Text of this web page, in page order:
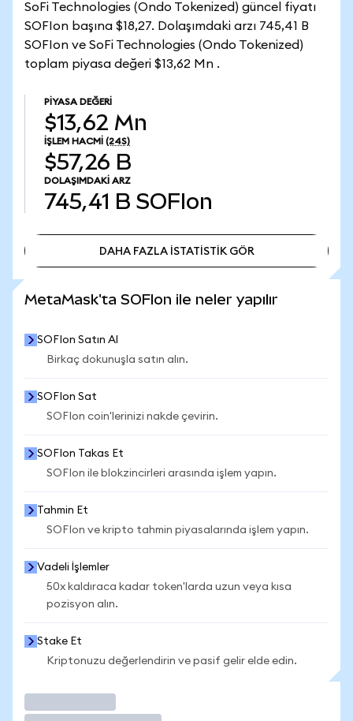
SoFi Technologies (Ondo Tokenized) güncel fiyatı
SOFIon başına $18,27. Dolaşımdaki arzı 745,41 B
SOFIon ve SoFi Technologies (Ondo Tokenized)
toplam piyasa değeri $13,62 Mn .
PIYASA DEĞERI
$13,62 Mn
İŞLEM HACMI (24S)
$57,26 B
DOLAŞIMDAKI ARZ
745,41 B SOFIon
DAHA FAZLA İSTATİSTİK GÖR
MetaMask'ta SOFIon ile neler yapılır
SOFIon Satın Al
Birkaç dokunuşla satın alın.
SOFIon Sat
SOFIon coin'lerinizi nakde çevirin.
SOFIon Takas Et
SOFIon ile blokzincirleri arasında işlem yapın.
Tahmin Et
SOFIon ve kripto tahmin piyasalarında işlem yapın.
Vadeli İşlemler
50x kaldıraca kadar token'larda uzun veya kısa
pozisyon alın.
Stake Et
Kriptonuzu değerlendirin ve pasif gelir elde edin.